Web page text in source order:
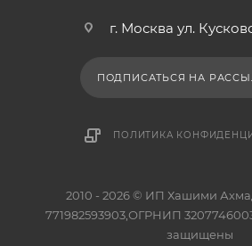
г. Москва ул.
ПОДПИСАТЬСЯ НА
ПОЛИТИКА
2010 - 2026 © ИП Хашими
771982593903,ОГРНИП
защищены